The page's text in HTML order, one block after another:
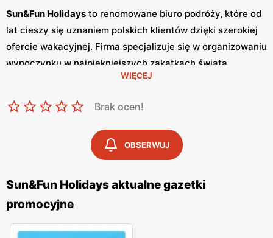
Sun&Fun Holidays to renomowane biuro podróży, które od
lat cieszy się uznaniem polskich klientów dzięki szerokiej
ofercie wakacyjnej. Firma specjalizuje się w organizowaniu
wypoczynku w najpiękniejszych zakątkach świata,
oferując kompleksowe pakiety wycieczkowe, które
turystyczne. Sun&Fun Holidays regularnie publikuje
, które są doskonałym źródłem
informacji o najnowszych ofertach oraz specjalnych
Gazetkite ukazują się przynajmniej raz w
miesiącu, a często nawet częściej, w zależności od sezonu
turystycznego. Dzięki nim klienci mogą na bieżąco śledzić
aktualnepromocje
na wycieczki last minute, czy oferty first minute. Biuro
WIĘCEJ
Brak ocen!
OBSERWUJ
Sun&Fun Holidays aktualne gazetki
promocyjne